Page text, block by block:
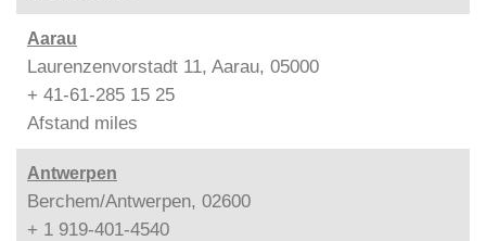
Aarau
Laurenzenvorstadt 11, Aarau, 05000
+ 41-61-285 15 25
Afstand miles
Antwerpen
Berchem/Antwerpen, 02600
+ 1 919-401-4540